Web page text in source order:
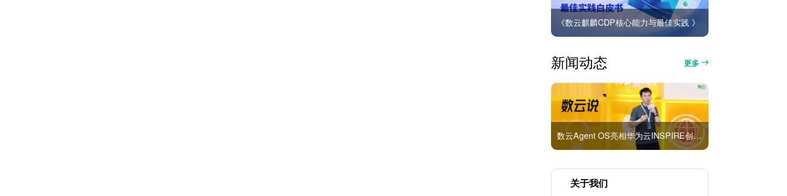
《数云麒麟CDP核心能力与最佳实践 》
新闻动态 更多
数云Agent OS亮相华为云INSPIRE创想者大会：以AI重构消费者运营与零售营销新范式
关于我们